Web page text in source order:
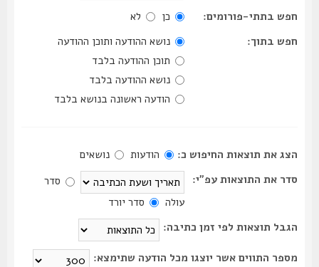
חפש בתתי-פורומים: כן
לא
חפש בתוך:
נושא ההודעה ותוכן ההודעה
תוכן ההודעה בלבד
נושא ההודעה בלבד
הודעה ראשונה בנושא בלבד
הצג את תוצאות החיפוש כ: הודעות
נושאים
סדר את התוצאות עפ"י:
סדר
סדר יורד
הגבל תוצאות לפי זמן כתיבה:
מספר התווים אשר יוצגו מכל הודעה שתימצא: